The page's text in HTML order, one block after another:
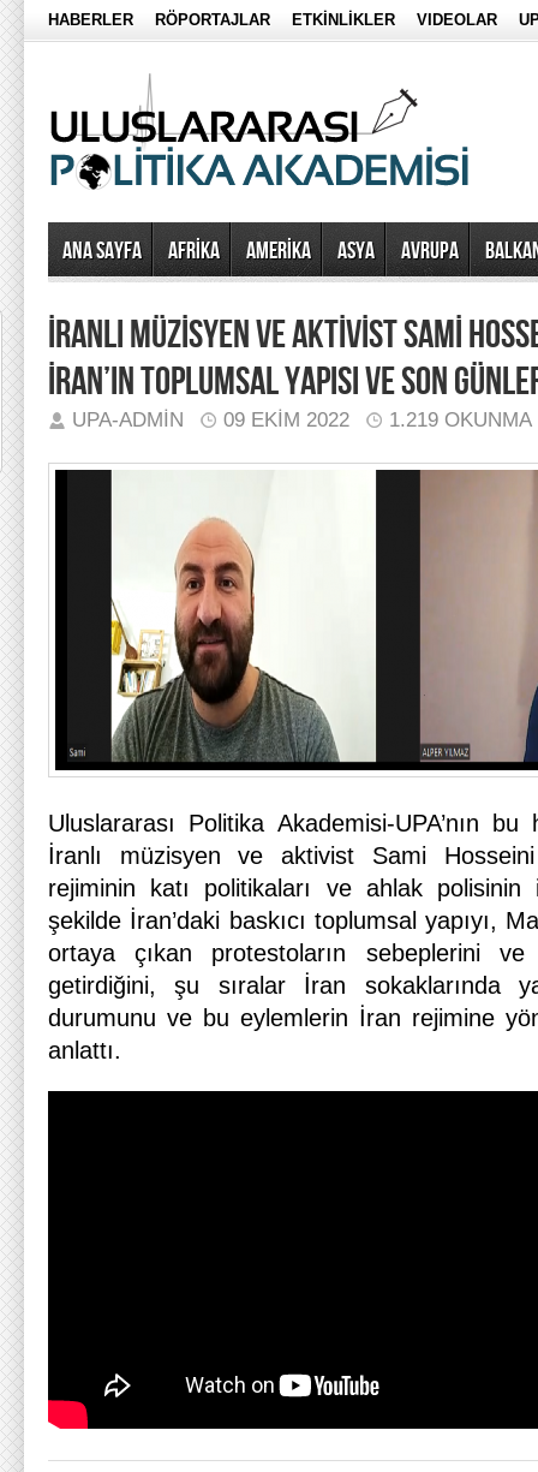
HABERLER RÖPORTAJLAR ETKİNLİKLER VIDEOLAR
Ana Sayfa AFRİKA AMERİKA ASYA AVRUPA
İRANLI MÜZİSYEN VE AKTİVİST SAMİ
İRAN’IN TOPLUMSAL YAPISI VE SON
UPA-ADMIN 09 EKIM 2022 1.219 OKUNMA
Uluslararası Politika Akademisi-UPA’nın
İranlı müzisyen ve aktivist Sami
rejiminin katı politikaları ve ahlak
şekilde İran’daki baskıcı toplumsal yapıyı,
ortaya çıkan protestoların sebeplerini
getirdiğini, şu sıralar İran sokaklarında
durumunu ve bu eylemlerin İran rejimine
anlattı.